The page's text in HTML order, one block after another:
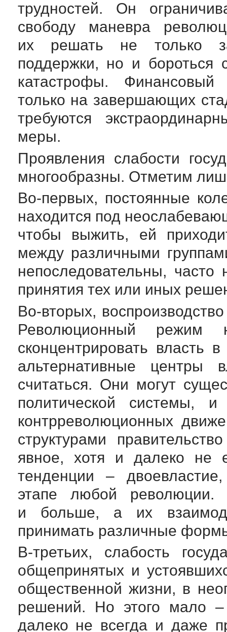
трудностей. Он
свободу маневра
их решать не только
поддержки, но и бороться
катастрофы. Финансовый
только на завершающих
требуются
меры.
Проявления слабости
многообразны. Отметим
Во-первых, постоянные
находится под
чтобы выжить, ей
между различными
непоследовательны,
принятия тех или иных
Во-вторых,
Революционный режим
сконцентрировать власть
альтернативные центры
считаться. Они могут
политической
контрреволюционных
структурами
явное, хотя и далеко не
тенденции –
этапе любой революции.
и больше, а их
принимать различные
В-третьих, слабость
общепринятых и
общественной жизни, в
решений. Но этого мало
далеко не всегда и даже